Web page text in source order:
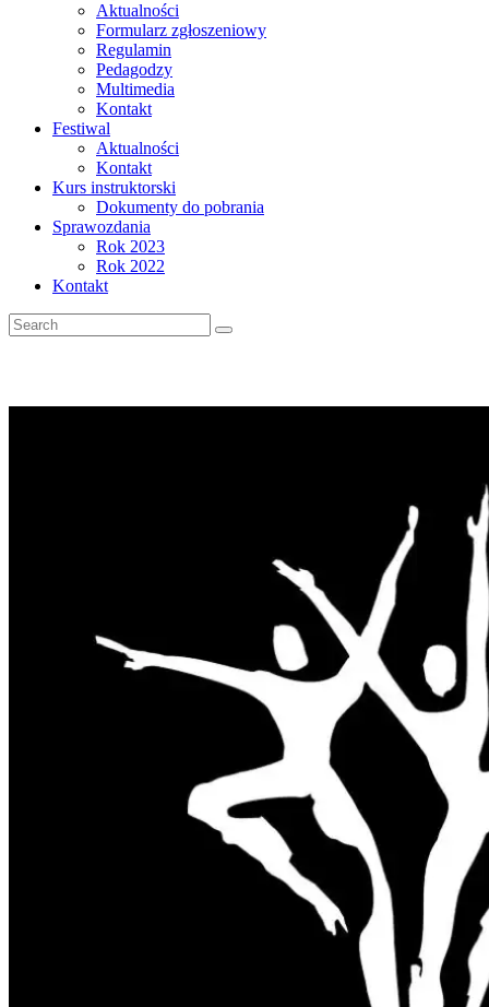
Aktualności
Formularz zgłoszeniowy
Regulamin
Pedagodzy
Multimedia
Kontakt
Festiwal
Aktualności
Kontakt
Kurs instruktorski
Dokumenty do pobrania
Sprawozdania
Rok 2023
Rok 2022
Kontakt